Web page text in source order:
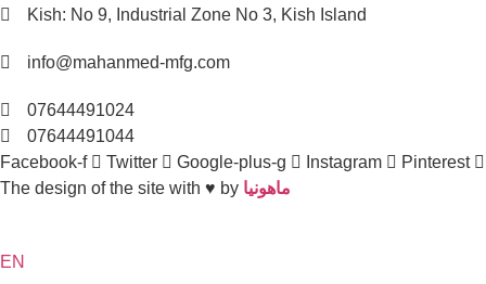
Kish: No 9, Industrial Zone No 3, Kish Island
info@mahanmed-mfg.com
07644491024
07644491044
Facebook-f
Twitter Google-plus-g Instagram
Pinterest
The design of the site with ♥️ by ماهونیا
EN